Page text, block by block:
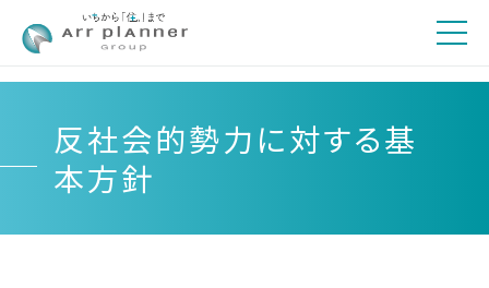
反社会的勢力に対する基
本方針